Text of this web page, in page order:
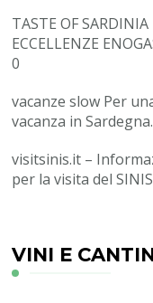
TASTE OF SARDINIA
ECCELLENZE
0
vacanze slow Per
vacanza in
visitsinis.it –
per la visita del
VINI E